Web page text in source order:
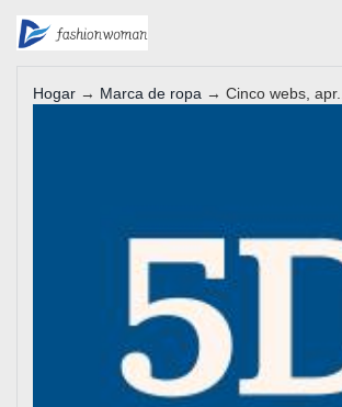
Hogar → Marca de ropa → Cinco webs, apr...